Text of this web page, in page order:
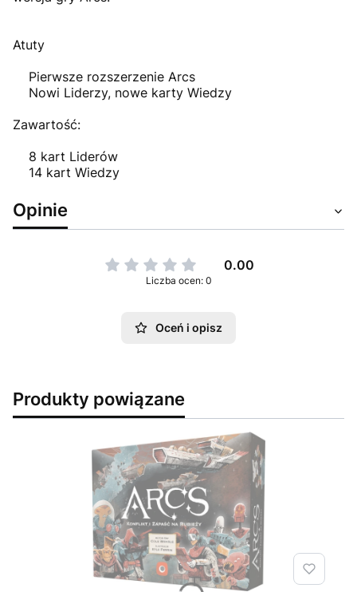
Atuty
Pierwsze rozszerzenie Arcs
Nowi Liderzy, nowe karty Wiedzy
Zawartość:
8 kart Liderów
14 kart Wiedzy
Opinie
0.00
Liczba ocen: 0
Oceń i opisz
Produkty powiązane